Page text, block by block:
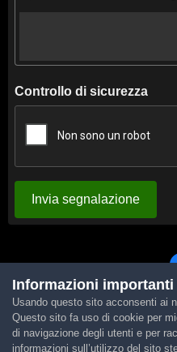
Controllo di sicurezza
Invia segnalazione
Lingua Tema
Powered by
Informazioni importanti
Usando questo sito acconsenti ai
Questo sito fa uso di cookie per
di navigazione degli utenti e per
informazioni sull’utilizzo del sito